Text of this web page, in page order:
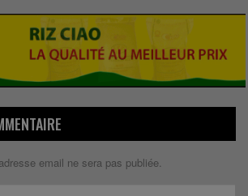
email ne sera pas publiée.